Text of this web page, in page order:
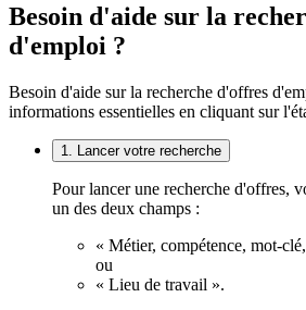
Besoin d'aide sur la
d'emploi ?
Besoin d'aide sur la recherche d'offres
informations essentielles en cliquant sur
1. Lancer votre recherche
Pour lancer une recherche d'offres,
un des deux champs :
« Métier, compétence, mot-
ou
« Lieu de travail ».